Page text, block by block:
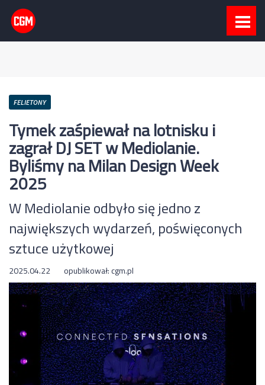
FELIETONY
Tymek zaśpiewał na lotnisku i
zagrał DJ SET w Mediolanie.
Byliśmy na Milan Design Week
2025
W Mediolanie odbyło się jedno z
największych wydarzeń, poświęconych
sztuce użytkowej
2025.04.22 opublikował:cgm.pl